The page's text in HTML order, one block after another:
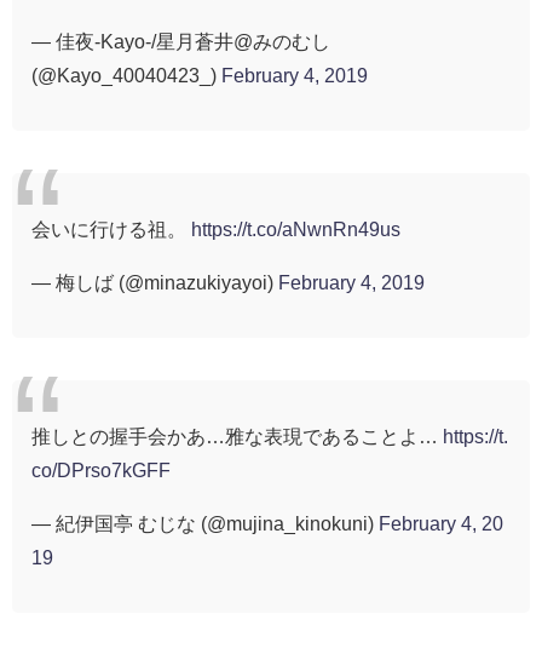
— 佳夜-Kayo-/星月蒼井@みのむし
(@Kayo_40040423_) February 4, 2019
会いに行ける祖。 https://t.co/aNwnRn49us
— 梅しば (@minazukiyayoi) February 4, 2019
推しとの握手会かあ…雅な表現であることよ… https://t.
co/DPrso7kGFF
— 紀伊国亭 むじな (@mujina_kinokuni) February 4, 20
19